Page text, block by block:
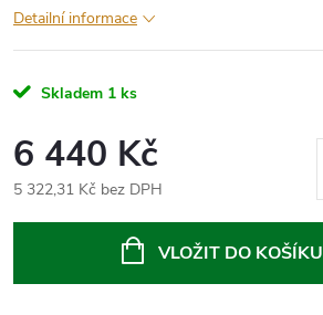
Detailní informace
Skladem 1 ks
6 440 Kč
5 322,31 Kč bez DPH
VLOŽIT DO KOŠÍKU